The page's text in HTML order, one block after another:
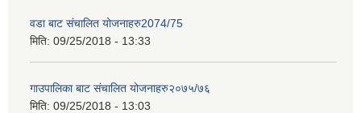
वडा बाट संचालित योजनाहरु2074/75
मिति: 09/25/2018 - 13:33
गाउपालिका बाट संचालित योजनाहरु२०७५/७६
मिति: 09/25/2018 - 13:03